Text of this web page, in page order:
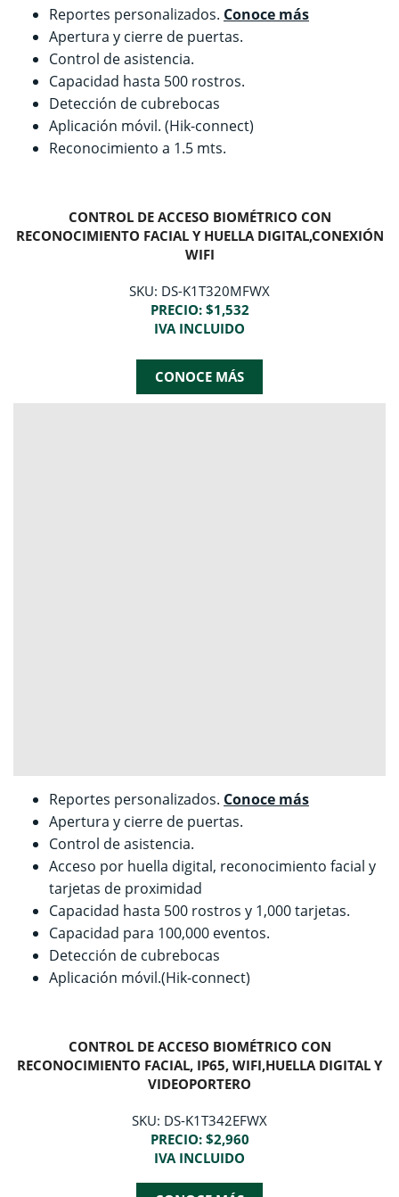
Reportes personalizados. Conoce más
Apertura y cierre de puertas.
Control de asistencia.
Capacidad hasta 500 rostros.
Detección de cubrebocas
Aplicación móvil. (Hik-connect)
Reconocimiento a 1.5 mts.
CONTROL DE ACCESO BIOMÉTRICO CON
RECONOCIMIENTO FACIAL Y HUELLA DIGITAL,CONEXIÓN
WIFI
SKU: DS-K1T320MFWX
PRECIO: $1,532
IVA INCLUIDO
CONOCE MÁS
Reportes personalizados. Conoce más
Apertura y cierre de puertas.
Control de asistencia.
Acceso por huella digital, reconocimiento facial y
tarjetas de proximidad
Capacidad hasta 500 rostros y 1,000 tarjetas.
Capacidad para 100,000 eventos.
Detección de cubrebocas
Aplicación móvil.(Hik-connect)
CONTROL DE ACCESO BIOMÉTRICO CON
RECONOCIMIENTO FACIAL, IP65, WIFI,HUELLA DIGITAL Y
VIDEOPORTERO
SKU: DS-K1T342EFWX
PRECIO: $2,960
IVA INCLUIDO